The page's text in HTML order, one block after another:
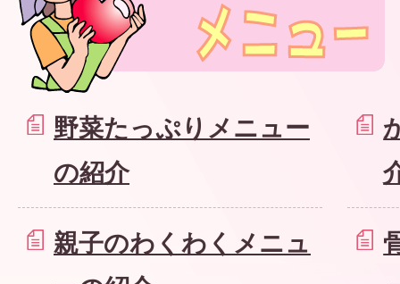
野菜たっぷりメニュー
の紹介
親子のわくわくメニュ